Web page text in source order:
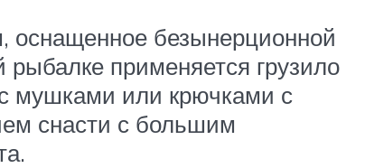
безынерционной
применяется грузило
с мушками или крючками с
снасти с большим